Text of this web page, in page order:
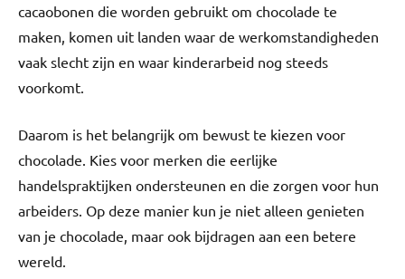
cacaobonen die worden gebruikt om chocolade te
maken, komen uit landen waar de werkomstandigheden
vaak slecht zijn en waar kinderarbeid nog steeds
voorkomt.
Daarom is het belangrijk om bewust te kiezen voor
chocolade. Kies voor merken die eerlijke
handelspraktijken ondersteunen en die zorgen voor hun
arbeiders. Op deze manier kun je niet alleen genieten
van je chocolade, maar ook bijdragen aan een betere
wereld.